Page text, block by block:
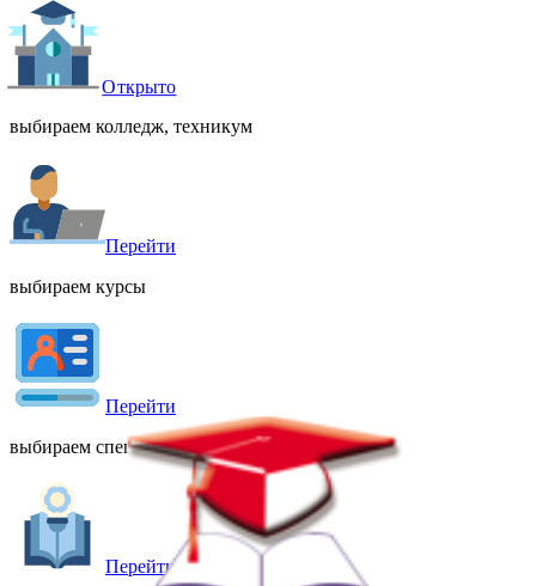
Открыто
выбираем колледж, техникум
Перейти
выбираем курсы
Перейти
выбираем специальность
Перейти